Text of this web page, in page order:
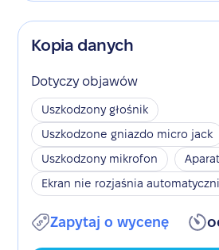
Kopia danych
Dotyczy objawów
Uszkodzony głośnik
Uszkodzone gniazdo micro jack
Uszkodzony mikrofon
Ekran nie rozjaśnia
Zapytaj o wycenę